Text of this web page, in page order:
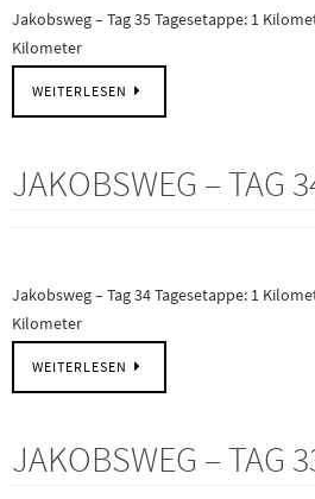
Jakobsweg – Tag 35 Tagesetappe: 1
Kilometer
WEITERLESEN
JAKOBSWEG – TAG
Jakobsweg – Tag 34 Tagesetappe: 1
Kilometer
WEITERLESEN
JAKOBSWEG – TAG